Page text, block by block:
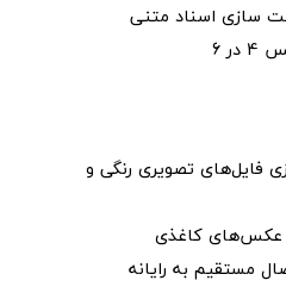
سازی اسناد متنی
6
فایل‌های تصویری رنگی و
عکس‌های کاغذی